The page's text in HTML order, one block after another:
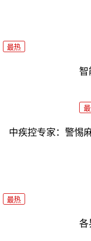
最热
智
中疾控专家：警惕
最热
各